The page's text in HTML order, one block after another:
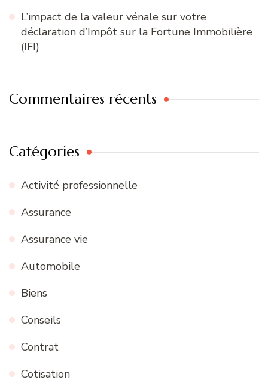
L’impact de la valeur vénale sur votre
déclaration d’Impôt sur la Fortune Immobilière
(IFI)
Commentaires récents
Catégories
Activité professionnelle
Assurance
Assurance vie
Automobile
Biens
Conseils
Contrat
Cotisation